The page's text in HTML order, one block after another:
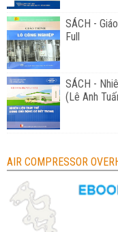
SÁCH -
Full
SÁCH -
(Lê Anh
AIR COMPRESSOR